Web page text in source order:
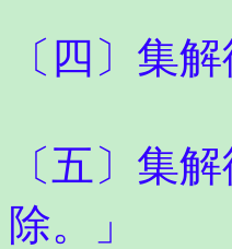
〔四〕集
〔五〕集
除。」